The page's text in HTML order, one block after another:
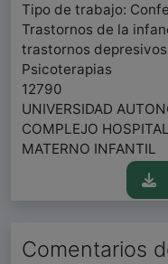
Tipo de trabajo:
Trastornos de la
trastornos
Psicoterapias
12790
UNIVERSIDAD
COMPLEJO
MATERNO INFANTIL
Comentarios